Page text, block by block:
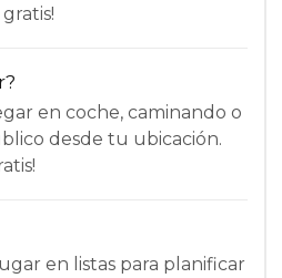
en coche, caminando o
desde tu ubicación.
en listas para planificar